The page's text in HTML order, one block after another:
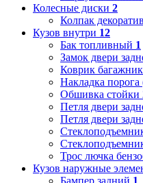
Колесные диски 2
Колпак
Кузов внутри 12
Бак топливный 1
Замок двери
Коврик
Накладка порога
Обшивка стойки
Петля двери
Петля двери
Трос лючка
Кузов наружные
Бампер задний 1